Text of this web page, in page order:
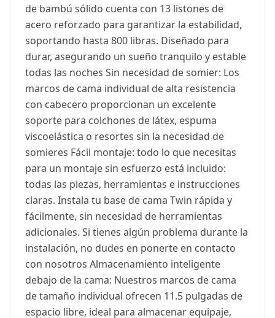
de bambú sólido cuenta con 13 listones de
acero reforzado para garantizar la estabilidad,
soportando hasta 800 libras. Diseñado para
durar, asegurando un sueño tranquilo y estable
todas las noches Sin necesidad de somier: Los
marcos de cama individual de alta resistencia
con cabecero proporcionan un excelente
soporte para colchones de látex, espuma
viscoelástica o resortes sin la necesidad de
somieres Fácil montaje: todo lo que necesitas
para un montaje sin esfuerzo está incluido:
todas las piezas, herramientas e instrucciones
claras. Instala tu base de cama Twin rápida y
fácilmente, sin necesidad de herramientas
adicionales. Si tienes algún problema durante la
instalación, no dudes en ponerte en contacto
con nosotros Almacenamiento inteligente
debajo de la cama: Nuestros marcos de cama
de tamaño individual ofrecen 11.5 pulgadas de
espacio libre, ideal para almacenar equipaje,